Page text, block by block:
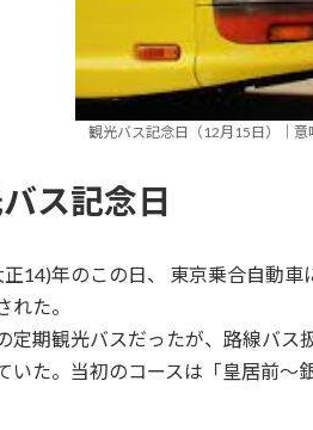
観光バス記念日（12月15日）｜意
ス記念日
正14)年のこの日、 東京乗合自動
れた。
定期観光バスだったが、路線バス
いた。当初のコースは「皇居前～